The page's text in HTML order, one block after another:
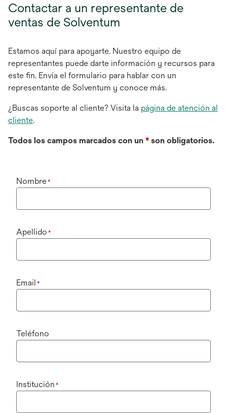
Contactar a un representante de
ventas de Solventum
Estamos aquí para apoyarte. Nuestro equipo de
representantes puede darte información y recursos para
este fin. Envía el formulario para hablar con un
representante de Solventum y conoce más.
¿Buscas soporte al cliente? Visita la página de atención al
cliente.
Todos los campos marcados con un * son obligatorios.
Nombre*
Apellido *
Email *
Teléfono
Institución *